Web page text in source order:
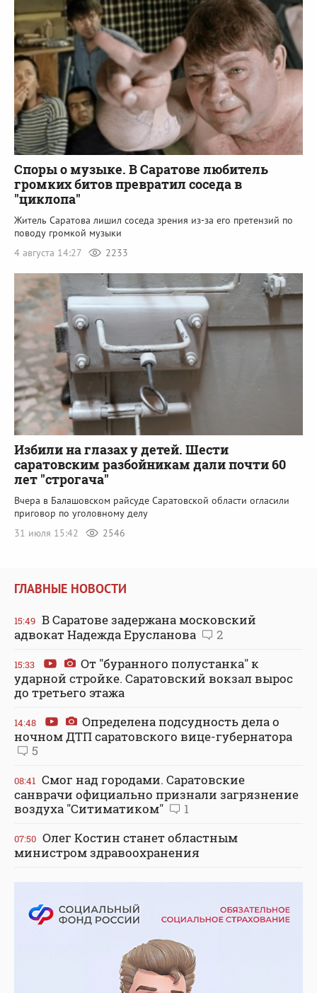
Споры о музыке. В Саратове любитель
громких битов превратил соседа в
"циклопа"
Житель Саратова лишил соседа зрения из-за его претензий по
поводу громкой музыки
4 августа 14:27
2233
Избили на глазах у детей. Шести
саратовским разбойникам дали почти 60
лет "строгача"
Вчера в Балашовском райсуде Саратовской области огласили
приговор по уголовному делу
31 июля 15:42
2546
ГЛАВНЫЕ НОВОСТИ
15:49 В Саратове задержана московский
адвокат Надежда Ерусланова
2
15:33
От "буранного полустанка" к
ударной стройке. Саратовский вокзал вырос
до третьего этажа
14:48
Определена подсудность дела о
ночном ДТП саратовского вице-губернатора
5
08:41 Смог над городами. Саратовские
санврачи официально признали загрязнение
воздуха "Ситиматиком"
1
07:50 Олег Костин станет областным
министром здравоохранения